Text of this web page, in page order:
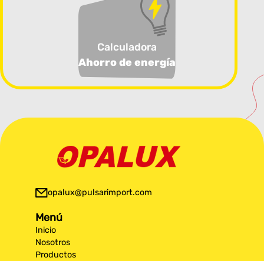
Calculadora
Ahorro de energía
opalux@pulsarimport.com
Menú
Inicio
Nosotros
Productos